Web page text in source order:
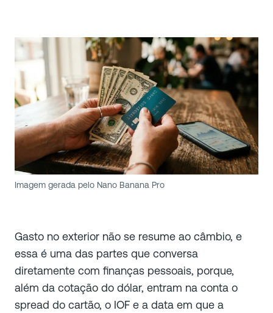
Imagem gerada pelo Nano Banana Pro
Gasto no exterior não se resume ao câmbio, e
essa é uma das partes que conversa
diretamente com finanças pessoais, porque,
além da cotação do dólar, entram na conta o
spread do cartão, o IOF e a data em que a